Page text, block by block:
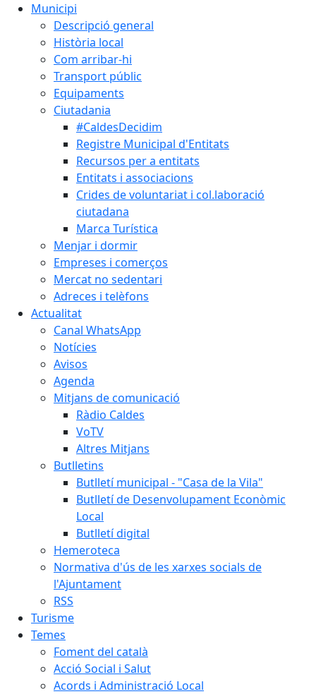
Municipi
Descripció general
Història local
Com arribar-hi
Transport públic
Equipaments
Ciutadania
#CaldesDecidim
Registre Municipal d'Entitats
Recursos per a entitats
Entitats i associacions
Crides de voluntariat i col.laboració
ciutadana
Marca Turística
Menjar i dormir
Empreses i comerços
Mercat no sedentari
Adreces i telèfons
Actualitat
Canal WhatsApp
Notícies
Avisos
Agenda
Mitjans de comunicació
Ràdio Caldes
VoTV
Altres Mitjans
Butlletins
Butlletí municipal - "Casa de la Vila"
Butlletí de Desenvolupament Econòmic
Local
Butlletí digital
Hemeroteca
Normativa d'ús de les xarxes socials de
l'Ajuntament
RSS
Turisme
Temes
Foment del català
Acció Social i Salut
Acords i Administració Local